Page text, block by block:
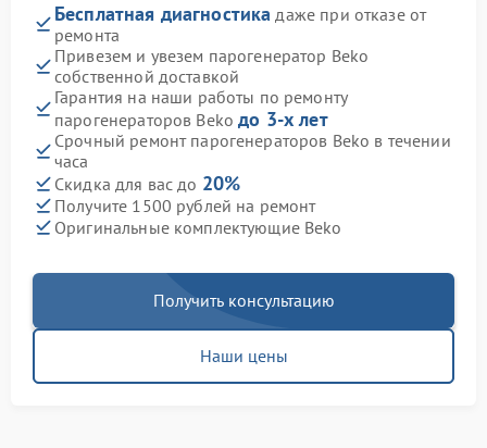
Бесплатная диагностика даже при отказе от
ремонта
Привезем и увезем парогенератор Beko
собственной доставкой
Гарантия на наши работы по ремонту
парогенераторов Bekoдо 3-х лет
Срочный ремонт парогенераторов Beko в течении
часа
Скидка для вас до 20%
Получите 1500 рублей на ремонт
Оригинальные комплектующие Beko
Получить консультацию
Наши цены